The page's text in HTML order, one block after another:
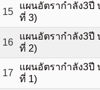
15
แผนอัตรากำลัง3ปี
ที่ 3)
16
แผนอัตรากำลัง3ปี
ที่ 2)
17
แผนอัตรากำลัง3ปี
ที่ 1)